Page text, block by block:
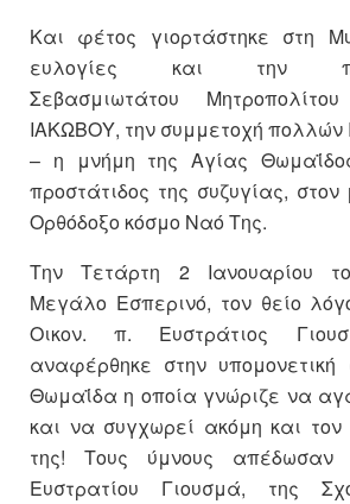
Και φέτος γιορτάστηκε στη
ευλογίες και την
Σεβασμιωτάτου
ΙΑΚΩΒΟΥ, την συμμετοχή πολλών
– η μνήμη της Αγίας
προστάτιδος της συζυγίας,
Ορθόδοξο κόσμο Ναό Της.
ΤηνΤετάρτη 2 Ιανουαρίου
Μεγάλο Εσπερινό, τον θείο
Οικον.π. Ευστράτιος
αναφέρθηκε στην υπομονετική
Θωμαΐδα η οποία γνώριζε να
και να συγχωρεί ακόμη και τον
της! Τους ύμνους
Ευστρατίου Γιουσμά, της